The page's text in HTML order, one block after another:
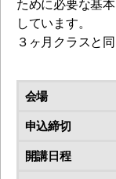
ために必要な基
しています。
３ヶ月クラスと
会場
申込締切
開講日程